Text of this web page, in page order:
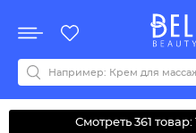
Все бренды
0-9ABCDEFGHIJKLMNOPQRS
Смотреть 361